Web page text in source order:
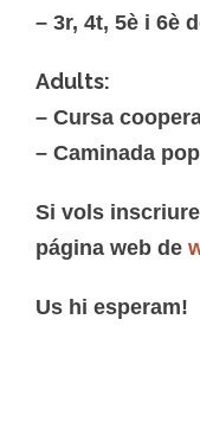
– 3r, 4t, 5è i 6è
Adults:
– Cursa
– Caminada
Si vols
página web de
Us hi esperam!